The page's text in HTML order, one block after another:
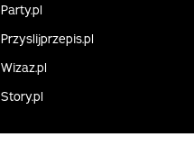
Party.pl
Przyslijprzepis.pl
Wizaz.pl
Story.pl